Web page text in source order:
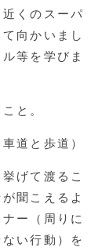
くのスーパ
向かいまし
等を学びま
と。
道と歩道）
げて渡るこ
聞こえるよ
ー（周りに
い行動）を